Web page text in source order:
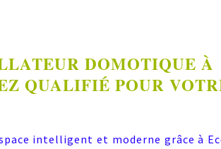
DOMOTIQUE À
QUALIFIÉ POUR
intelligent et moderne grâce à